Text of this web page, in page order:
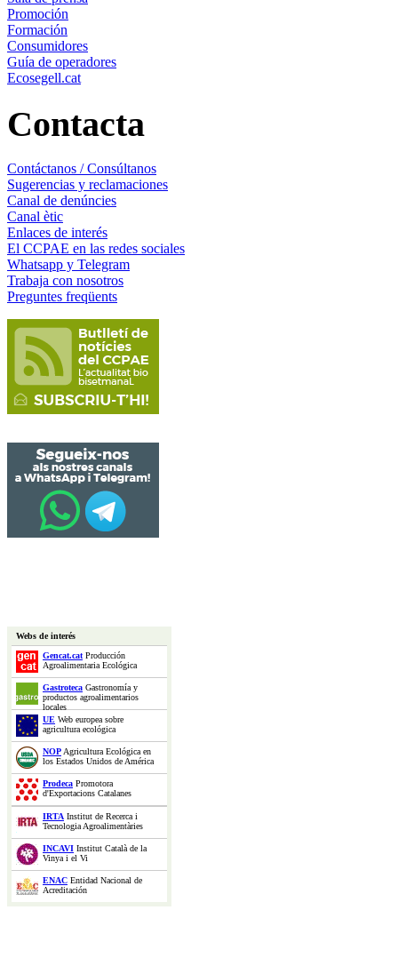
Promoción
Formación
Consumidores
Guía de operadores
Ecosegell.cat
Contacta
Contáctanos / Consúltanos
Sugerencias y reclamaciones
Canal de denúncies
Canal ètic
Enlaces de interés
El CCPAE en las redes sociales
Whatsapp y Telegram
Trabaja con nosotros
Preguntes freqüents
Webs de interés
Gencat.catProducción
Agroalimentaria Ecológica
Gastroteca Gastronomía y
productos agroalimentarios
locales
UE Web europea sobre
agricultura ecológica
NOPAgricultura Ecológica en
los Estados Unidos de América
Prodeca Promotora
d'Exportacions Catalanes
IRTA Institut de Recerca i
Tecnologia Agroalimentàries
INCAVI Institut Català de la
Vinya i el Vi
ENAC Entidad Nacional de
Acreditación